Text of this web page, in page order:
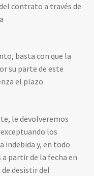
contrato a través de
basta con que la
su parte de este
el plazo
le devolveremos
los
indebida y, en todo
partir de la fecha en
de desistir del